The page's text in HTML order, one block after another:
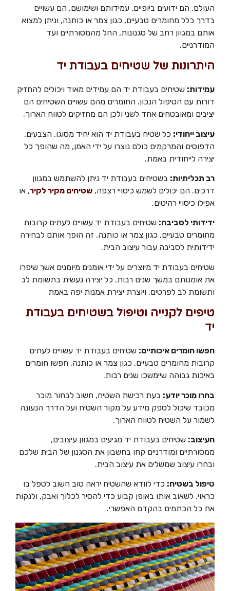
העולם. הם ידועים ביופיים, עמידותם ושימושם. הם עשויים
בדרך כלל מחומרים טבעיים, כגון צמר או כותנה, וניתן למצוא
אותם במגוון רחב של סגנונות, החל מהמסורתיים ועד
המודרניים.
היתרונות של שטיחים בעבודת יד
עמידות: שטיחים בעבודת יד הם עמידים מאוד ויכולים להחזיק
דורות עם הטיפול הנכון. החומרים מהם עשויים השטיחים הם
יציבים ומאובטחים אחד לשני ולכן הם מחזיקים לטווח הארוך.
עיצוב ייחודי: כל שטיח בעבודת יד הוא יחיד מסוגו. הצבעים,
הדפוסים והמרקמים כולם נוצרו על ידי האמן, מה שהופך כל
יצירה לייחודית באמת.
רב תכליתיות: בשטיחים בעבודת יד ניתן להשתמש במגוון
דרכים. הם יכולים לשמש כיסויי רצפה, שטיחים מקיר לקיר, או
אפילו כיסויי רהיטים.
ידידותי לסביבה: שטיחים בעבודת יד עשויים לעתים קרובות
מחומרים טבעיים, כגון צמר או כותנה. זה הופך אותם לבחירה
ידידותית לסביבה עבור עיצוב הבית.
שטיחים בעבודת יד מיוצרים על ידי אומנים מיומנים אשר שיפרו
את אומנותם במשך שנים רבות. כל יצירה נעשית בתשומת לב
ותשומת לב לפרטים, ויוצרת יצירת אמנות יפה באמת
טיפים לקנייה וטיפול בשטיחים בעבודת
יד
חפשו חומרים איכותיים: שטיחים בעבודת יד עשויים לעתים
קרובות מחומרים טבעיים, כגון צמר או כותנה. חפשו חומרים
באיכות גבוהה שיימשכו שנים רבות.
בחרו מוכר יודע: בעת רכישת השטיח, חשוב לבחור מוכר
מכובד שיכול לספק מידע על מקור השטיח ועל הדרך הנעונה
לשמור על השטיח לטווח הארוך.
העיצוב: שטיחים בעבודת יד מגיעים במגוון עיצובים,
ממסורתיים ומודרניים קחו בחשבון את הסגנון של הבית שלכם
ובחרו עיצוב שמשלים את עיצוב הבית.
טיפול בשטיח: כדי לוודא שהשטיח יראה טוב חשוב לטפל בו
כראוי. לשאוב אותו באופן קבוע כדי להסיר לכלוך ואבק, ולנקות
את כל הכתמים בהקדם האפשרי.